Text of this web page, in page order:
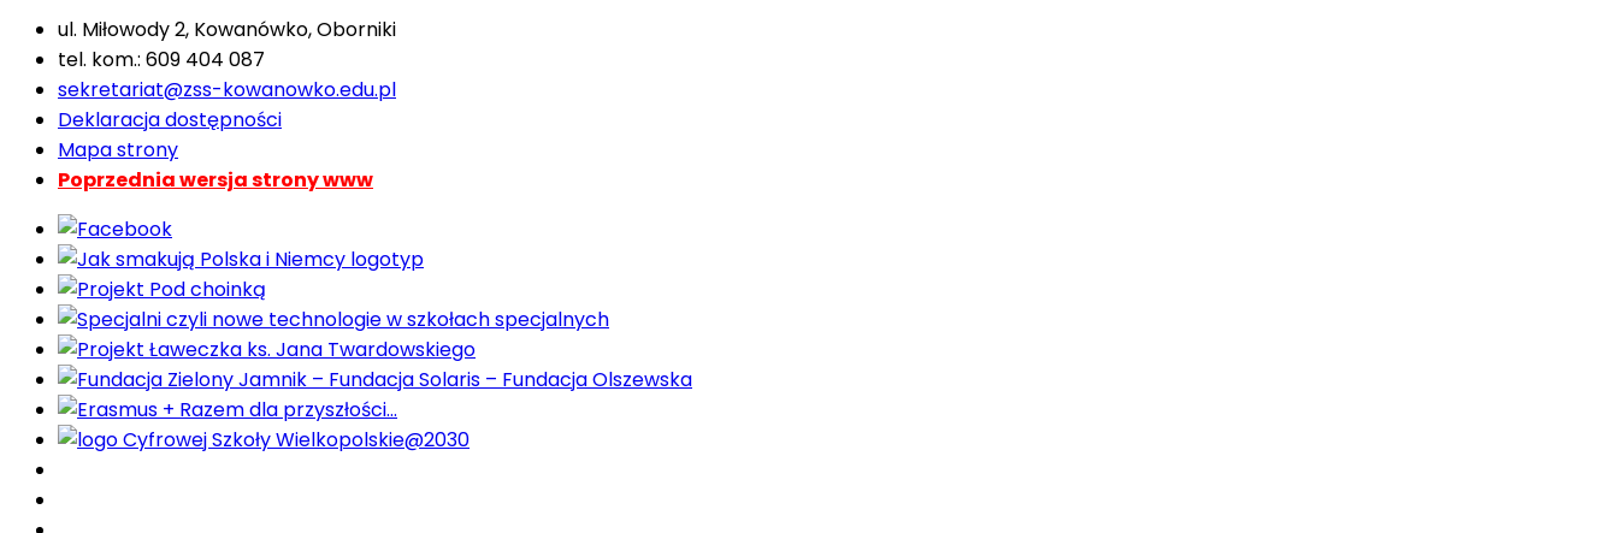
ul. Miłowody 2, Kowanówko, Oborniki
tel. kom.: 609 404 087
sekretariat@zss-kowanowko.edu.pl
Deklaracja dostępności
Mapa strony
Poprzednia wersja strony www